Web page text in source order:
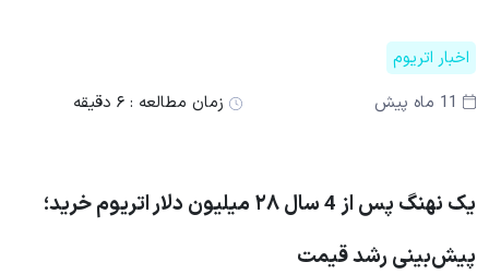
اخبار اتریوم
11 ماه پیش
زمان مطالعه : ۶ دقیقه
یک نهنگ پس از 4 سال ۲۸ میلیون دلار اتریوم خرید؛
پیش‌بینی رشد قیمت